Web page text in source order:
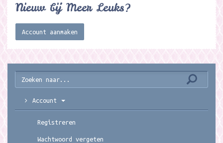
Nieuw bij Meer Leuks?
Account aanmaken
Account
Registreren
Wachtwoord vergeten